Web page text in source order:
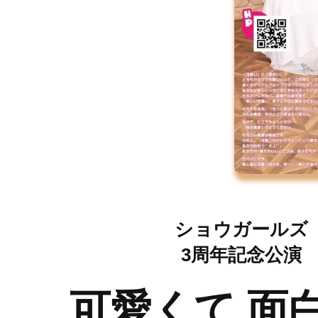
ショウガールズ
3周年記念公演